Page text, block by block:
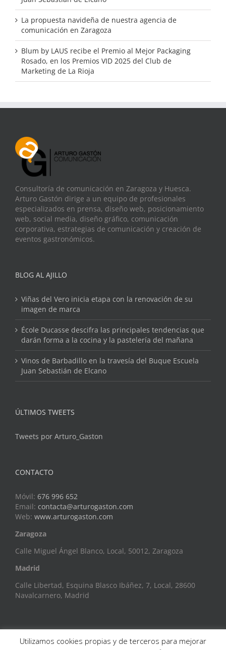
La propuesta navideña de nuestra agencia de
comunicación en Zaragoza
Blum by LAUS recibe el Premio al Mejor Packaging
Rosado, en los Premios VID 2025 del Club de
Marketing de La Rioja
Consultoría de comunicación en Zaragoza y Huesca.
Arturo Gastón dirige a un equipo de profesionales
especializados en prensa, diseño web, posicionamiento
web, social media, diseño gráfico, comunicación
corporativa, estrategias de comunicación y creación de
eventos gastronómicos.
BLOG AL AJILLO
Viñas del Vero inicia etapa con la renovación de su
imagen de marca
École Ducasse descifra las principales tendencias que
darán forma a la cocina y la pastelería del mañana
Vinos de Barbadillo en la travesía del Buque Escuela
Juan Sebastián de Elcano
ÚLTIMOS TWEETS
Tweets por Arturo_Gaston
CONTACTO
Móvil: 676 996 652
Email: contacta@arturogaston.com
Web: www.arturogaston.com
Zaragoza
Calle Miguel Ángel Blanco, Local, 50012, Zaragoza
Madrid
Calle Libertad, Esquina Blasco Ibáñez, 7, Local, 28600
Navalcarnero, Madrid
Utilizamos cookies propias y de terceros para mejorar